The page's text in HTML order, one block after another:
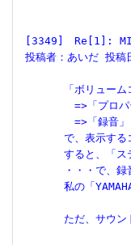
[3349]　Re[1]:
投稿者：あいだ
「ボリューム
　=>「プロパ
       　=>「録音」
で、表示する
すると、「ス
・・・で、録
私の「
ただ、サウン